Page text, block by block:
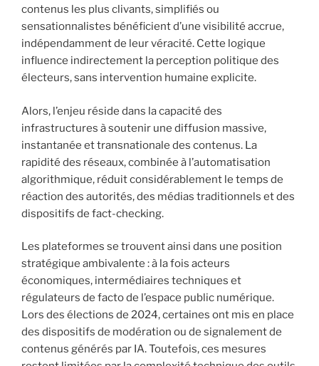
contenus les plus clivants, simplifiés ou
sensationnalistes bénéficient d’une visibilité accrue,
indépendamment de leur véracité. Cette logique
influence indirectement la perception politique des
électeurs, sans intervention humaine explicite.
Alors, l’enjeu réside dans la capacité des
infrastructures à soutenir une diffusion massive,
instantanée et transnationale des contenus. La
rapidité des réseaux, combinée à l’automatisation
algorithmique, réduit considérablement le temps de
réaction des autorités, des médias traditionnels et des
dispositifs de fact-checking.
Les plateformes se trouvent ainsi dans une position
stratégique ambivalente : à la fois acteurs
économiques, intermédiaires techniques et
régulateurs de facto de l’espace public numérique.
Lors des élections de 2024, certaines ont mis en place
des dispositifs de modération ou de signalement de
contenus générés par IA. Toutefois, ces mesures